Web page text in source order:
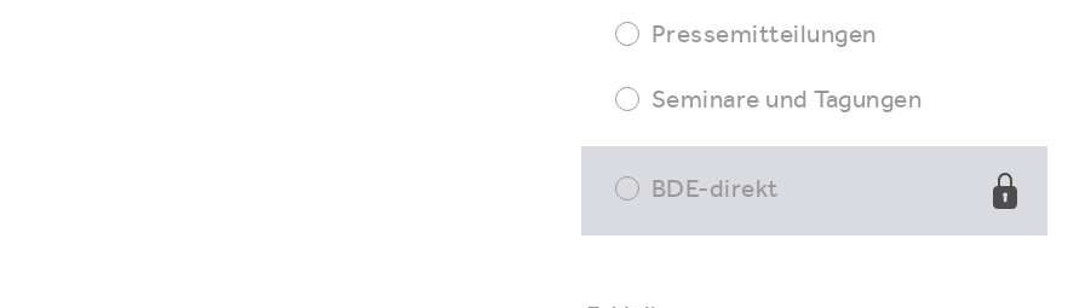
Pressemitteilungen
Seminare und Tagungen
BDE-direkt